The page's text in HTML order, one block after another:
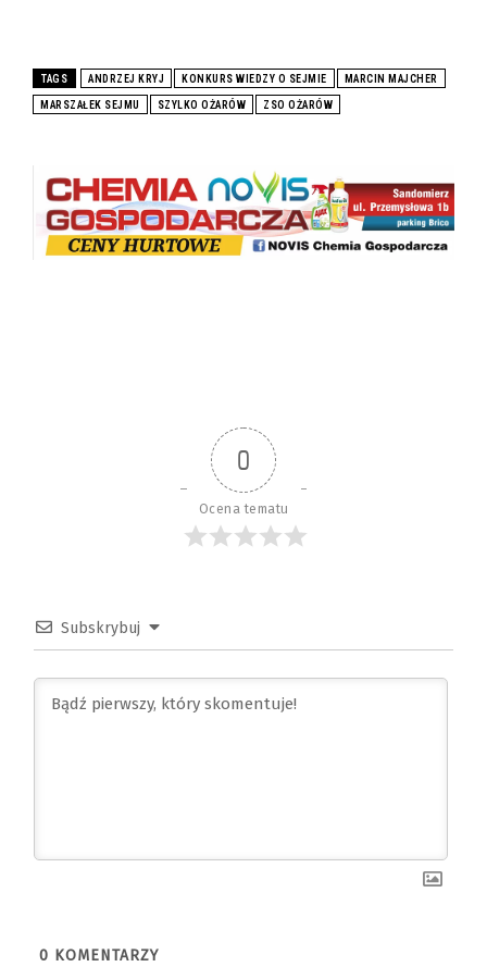
TAGS ANDRZEJ KRYJ KONKURS WIEDZY O SEJMIE MARCIN MAJCHER
MARSZAŁEK SEJMU SZYLKO OŻARÓW ZSO OŻARÓW
0
Ocena tematu
Subskrybuj
0 KOMENTARZY